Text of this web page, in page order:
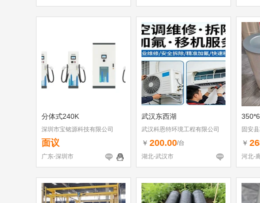
分体式240K
深圳市宝铭源科技有限公司
面议
广东-深圳市
武汉东西湖
武汉科恩特环境工程有限公司
￥ 200.00/台
湖北-武汉市
固安
￥
河北-